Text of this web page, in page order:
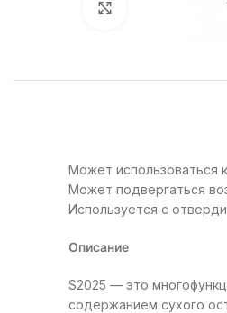
Нажмите,
Может использоваться
Может подвергаться
Используется с
Описание
S2025 — это
содержанием сухого